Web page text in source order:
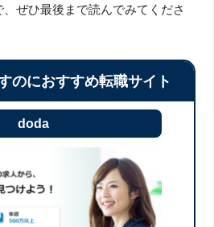
ぜひ最後まで読んでみてくださ
のにおすすめ転職サイト
doda